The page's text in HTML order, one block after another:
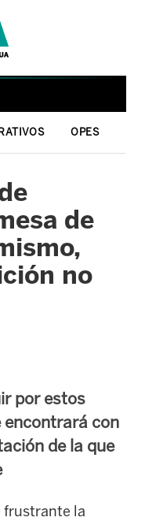
OPES
de
no
por estos
encontrará con
de la que
frustrante la